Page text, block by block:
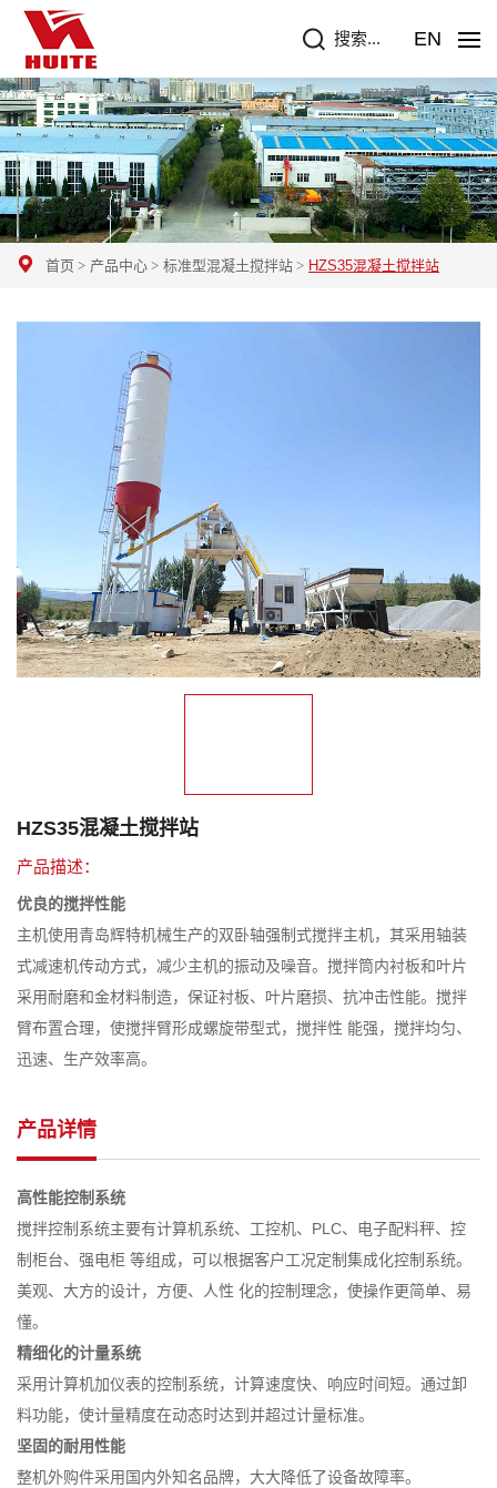
EN
搜索...
首页 产品中心 标准型混凝土搅拌站 HZS35混凝土搅拌站
HZS35混凝土搅拌站
产品描述：
优良的搅拌性能
主机使用青岛辉特机械生产的双卧轴强制式搅拌主机，其采用轴装
式减速机传动方式，减少主机的振动及噪音。搅拌筒内衬板和叶片
采用耐磨和金材料制造，保证衬板、叶片磨损、抗冲击性能。搅拌
臂布置合理，使搅拌臂形成螺旋带型式，搅拌性 能强，搅拌均匀、
迅速、生产效率高。
产品详情
高性能控制系统
搅拌控制系统主要有计算机系统、工控机、PLC、电子配料秤、控
制柜台、强电柜 等组成，可以根据客户工况定制集成化控制系统。
美观、大方的设计，方便、人性 化的控制理念，使操作更简单、易
懂。
精细化的计量系统
采用计算机加仪表的控制系统，计算速度快、响应时间短。通过卸
料功能，使计量精度在动态时达到并超过计量标准。
坚固的耐用性能
整机外购件采用国内外知名品牌，大大降低了设备故障率。